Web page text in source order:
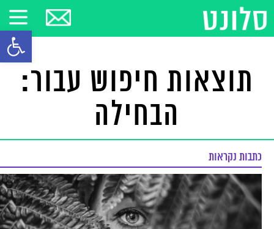
פתח
תוצאות חיפוש עבור:
הבחילה
כתבות נקראות